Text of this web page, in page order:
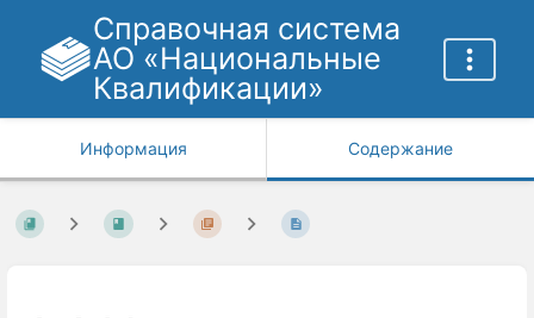
Справочная система
АО «Национальные
Квалификации»
Информация Содержание